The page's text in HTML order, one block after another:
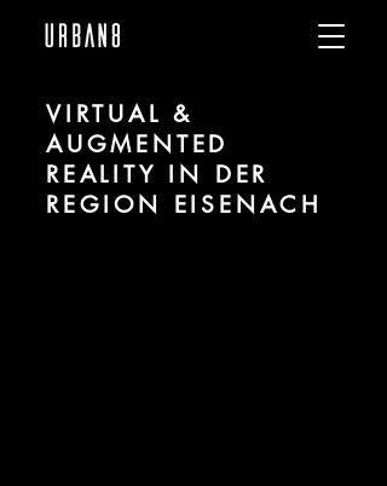
VIRTUAL &
AUGMENTED
REALITY IN DER
REGION EISENACH